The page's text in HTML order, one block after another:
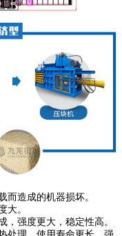
而造成的机器损坏。
大。
，强度更大，稳定性高。